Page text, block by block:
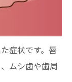
症状です。唇
ムシ歯や歯周